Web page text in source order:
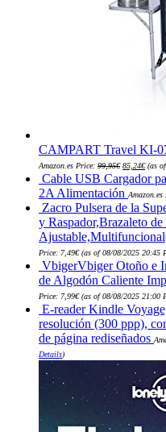
CAMPART Travel KI-
Amazon.es Price: 99,95€ precio
original
era:
99,95€.
85,24€precio
actual
es:
(as of
Cable USB Cargador
2A Alimentación Amazon.es
Zacro Pulsera de la
y Raspador,Brazaleto
Price: 7,49€(as of 08/08/2025 20:45
VbigerVbiger Otoño e
de Algodón Caliente
Price: 7,99€(as of 08/08/2025 21:00
E-reader Kindle
resolución (300 ppp),
de página rediseñados
Details)